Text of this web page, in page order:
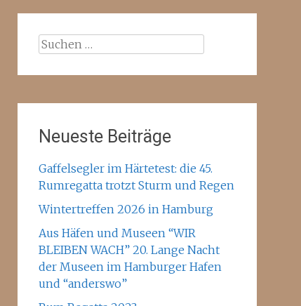
Suchen
Neueste Beiträge
Gaffelsegler im Härtetest: die 45.
Rumregatta trotzt Sturm und Regen
Wintertreffen 2026 in Hamburg
Aus Häfen und Museen “WIR
BLEIBEN WACH” 20. Lange Nacht
der Museen im Hamburger Hafen
und “anderswo”